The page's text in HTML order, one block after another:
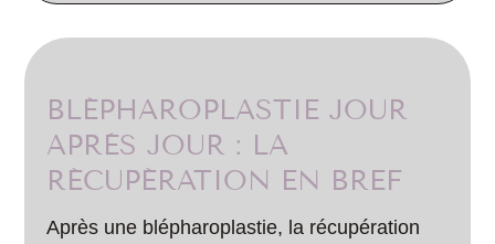
BLÉPHAROPLASTIE JOUR
APRÈS JOUR : LA
RÉCUPÉRATION EN BREF
Après une blépharoplastie, la récupération